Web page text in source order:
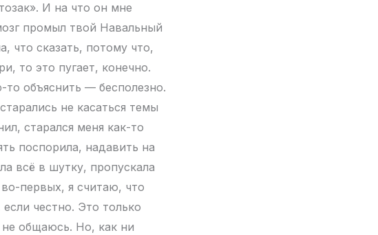
И на что он мне
промыл твой Навальный
что сказать, потому что,
то это пугает, конечно.
то объяснить — бесполезно.
не касаться темы
старался меня как-то
поспорила, надавить на
всё в шутку, пропускала
первых, я считаю, что
честно. Это только
не общаюсь. Но, как ни